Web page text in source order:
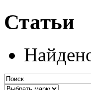
Статьи